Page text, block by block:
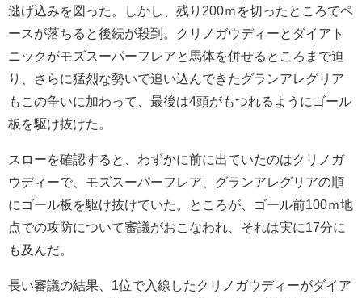
逃げ込みを図った。しかし、残り200ｍを切ったところでペ
ースが落ちると後続が殺到。クリノガウディーとダイアト
ニックがモズスーパーフレアと馬体を併せるところまで迫
り、さらに猛烈な勢いで追い込んできたグランアレグリア
もこの争いに加わって、最後は4頭がもつれるようにゴール
板を駆け抜けた。
スローを確認すると、わずかに前に出ていたのはクリノガ
ウディーで、モズスーパーフレア、グランアレグリアの順
にゴール板を駆け抜けていた。ところが、ゴール前100ｍ地
点での攻防について審議がおこなわれ、それは実に17分に
も及んだ。
長い審議の結果、1位で入線したクリノガウディーがダイア